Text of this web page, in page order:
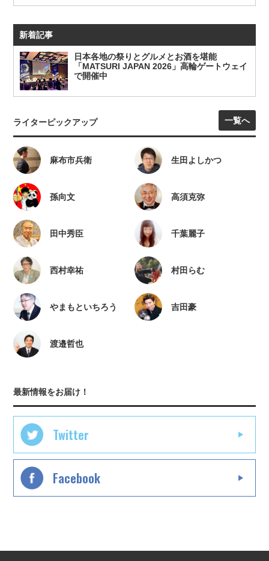
新着記事
日本各地の祭りとグルメとお酒を堪能
「MATSURI JAPAN 2026」高輪ゲートウェイ
で開催中
ライターピックアップ 一覧へ
麻布市兵衛 生田よしかつ
孫向文 高須克弥
田中秀臣 千葉麗子
西村幸祐 村田らむ
やまもといちろう 吉田豪
渡邉哲也
最新情報をお届け！
Twitter
Facebook